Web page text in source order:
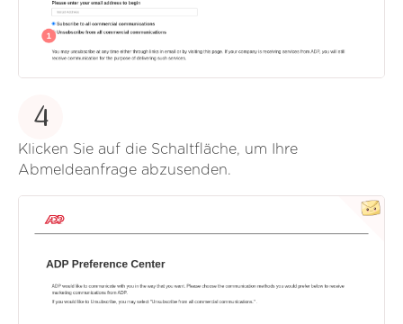
4
Klicken Sie auf die Schaltfläche, um Ihre
Abmeldeanfrage abzusenden.